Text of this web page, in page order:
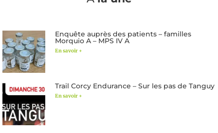
Enquête auprès des patients – familles
Morquio A – MPS IV A
En savoir +
Trail Corcy Endurance – Sur les pas de Tanguy
En savoir +